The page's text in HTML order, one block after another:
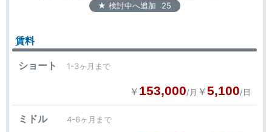
★ 検討中へ追加 25
賃料
ショート 1-3ヶ月まで
￥ 153,000/月 ￥5,100/日
ミドル 4-6ヶ月まで